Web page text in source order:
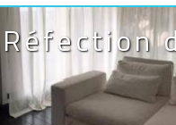
Réfection